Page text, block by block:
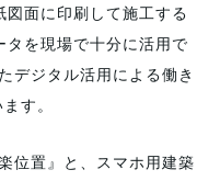
図面に印刷して施工する
タを現場で十分に活用で
デジタル活用による働き
す。
位置』と、スマホ用建築